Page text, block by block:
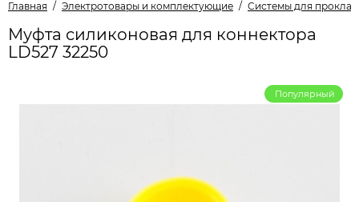
Главная Электротовары и комплектующие Системы для
Муфта силиконовая для коннектора
LD527 32250
Популярный